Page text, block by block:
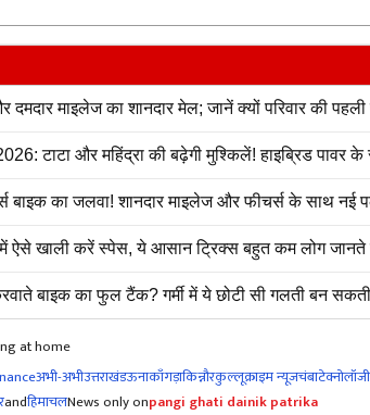
माइलेज का शानदार मेल; जानें क्यों परिवार की
टाटा और महिंद्रा की बढ़ेगी मुश्किलें! हाइब्रिड
का जलवा! शानदार माइलेज और फीचर्स के साथ नई
ऐसे खाली करें स्पेस, ये आसान ट्रिक्स बहुत कम लोग जानते
बाइक का फुल टैंक? गर्मी में ये छोटी सी गलती बन
at home
अभी-अभीउत्तराखंडऊनाकाँगड़ाकिन्नौरकुल्लूक्राइम न्यूजचंबाटेक्नोलॉजी
andहिमाचलNews only onpangi ghati dainik patrika